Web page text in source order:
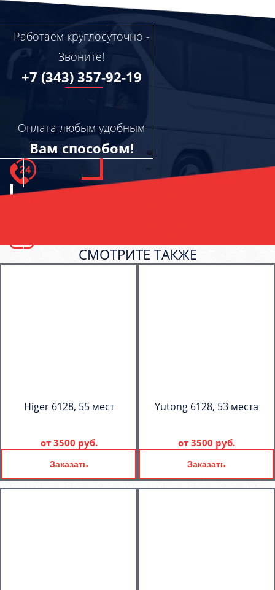
Работаем круглосуточно -
Звоните!
+7 (343) 357-92-19
Оплата любым удобным
Вам способом!
СМОТРИТЕ ТАКЖЕ
Higer 6128, 55 мест
от 3500 руб.
Заказать
Yutong 6128, 53 места
от 3500 руб.
Заказать